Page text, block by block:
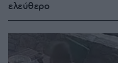
ελεύθερο